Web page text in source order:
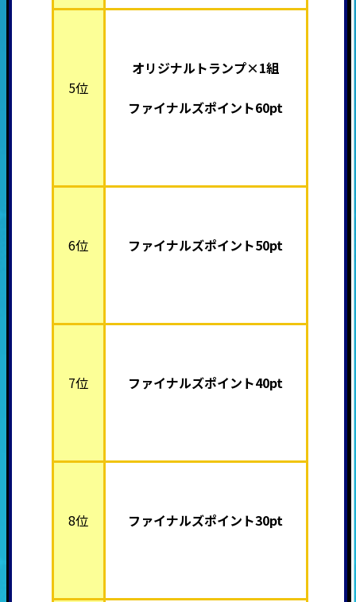
5位
オリジナルトランプ×1組
ファイナルズポイント60pt
6位 ファイナルズポイント50pt
7位 ファイナルズポイント40pt
8位 ファイナルズポイント30pt